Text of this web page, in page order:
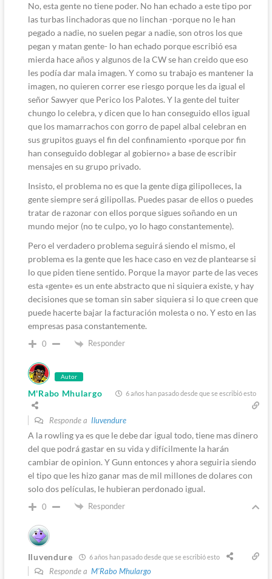
No, esta gente no tiene poder. No han echado a este tipo por
las turbas linchadoras que no linchan -porque no le han
pegado a nadie, no suelen pegar a nadie, son otros los que
pegan y matan gente- lo han echado porque escribió esa
mierda hace años y algunos de la CW se han creido que eso
les podía dar mala imagen. Y como su trabajo es mantener la
imagen, no quieren correr ese riesgo porque les da igual el
señor Sawyer que Perico los Palotes. Y la gente del tuiter
chungo lo celebra, y dicen que lo han conseguido ellos igual
que los mamarrachos con gorro de papel albal celebran en
sus grupitos guays el fin del confinamiento «porque por fin
han conseguido doblegar al gobierno» a base de escribir
mensajes en su grupo privado.
Insisto, el problema no es que la gente diga gilipolleces, la
gente siempre será gilipollas. Puedes pasar de ellos o puedes
tratar de razonar con ellos porque sigues soñando en un
mundo mejor (no te culpo, yo lo hago constantemente).
Pero el verdadero problema seguirá siendo el mismo, el
problema es la gente que les hace caso en vez de plantearse si
lo que piden tiene sentido. Porque la mayor parte de las veces
esta «gente» es un ente abstracto que ni siquiera existe, y hay
decisiones que se toman sin saber siquiera si lo que creen que
puede hacerte bajar la facturación molesta o no. Y esto en las
empresas pasa constantemente.
0 Responder
Autor
M'Rabo Mhulargo 6 años han pasado desde que se escribió esto
Responde a Iluvendure
A la rowling ya es que le debe dar igual todo, tiene mas dinero
del que podrá gastar en su vida y difícilmente la harán
cambiar de opinion. Y Gunn entonces y ahora seguiria siendo
el tipo que les hizo ganar mas de mil millones de dolares con
solo dos películas, le hubieran perdonado igual.
0 Responder
Iluvendure 6 años han pasado desde que se escribió esto
Responde a M'Rabo Mhulargo